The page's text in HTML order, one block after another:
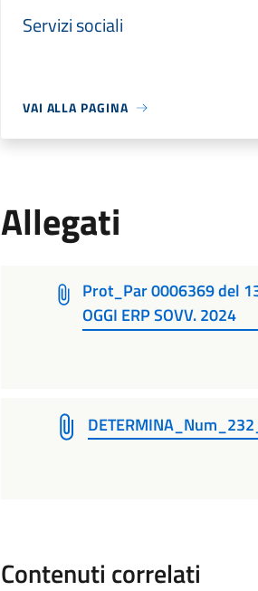
Servizi sociali
VAI ALLA PAGINA
Allegati
Prot_Par 0006369 del
OGGI ERP SOVV. 2024
Contenuti correlati